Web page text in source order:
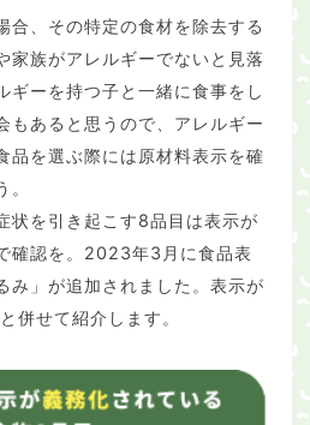
合、その特定の食材を除去する
家族がアレルギーでないと見落
ギーを持つ子と一緒に食事をし
もあると思うので、アレルギー
品を選ぶ際には原材料表示を確
状を引き起こす8品目は表示が
確認を。2023年3月に食品表
み」が追加されました。表示が
併せて紹介します。